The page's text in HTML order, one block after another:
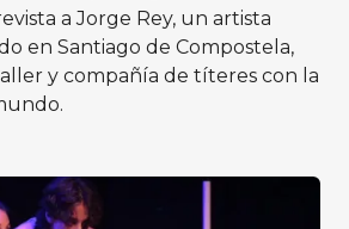
a Jorge Rey, un artista
en Santiago de Compostela,
y compañía de títeres con la